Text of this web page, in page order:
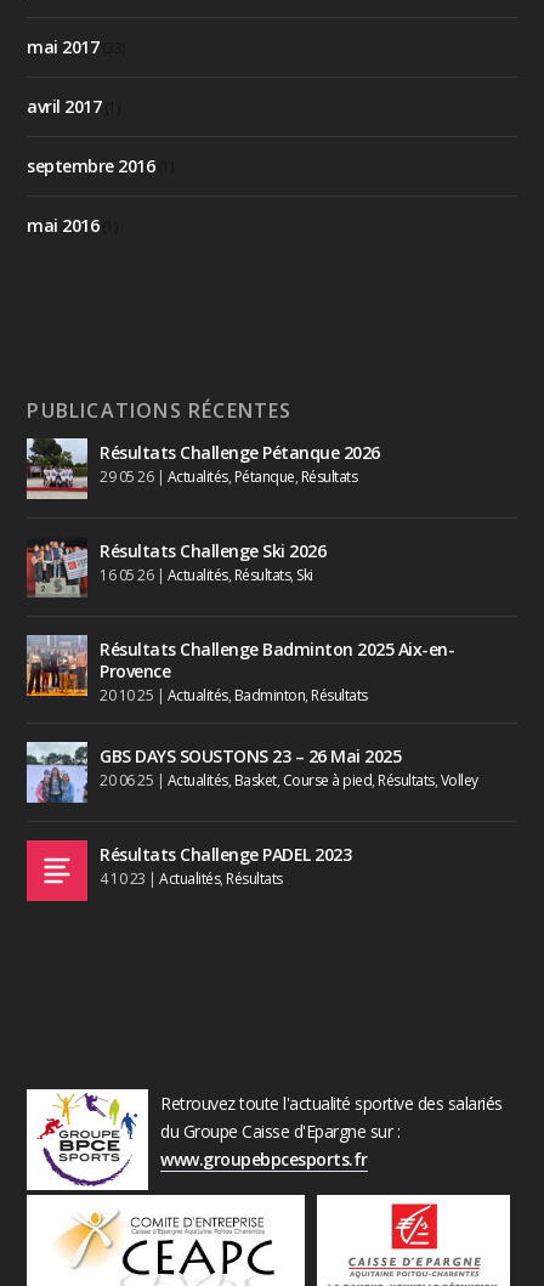
mai 2017(33)
avril 2017(1)
septembre 2016(1)
mai 2016(1)
PUBLICATIONS RÉCENTES
Résultats Challenge Pétanque 2026
29 05 26| Actualités, Pétanque, Résultats
Résultats Challenge Ski 2026
16 05 26| Actualités, Résultats, Ski
Résultats Challenge Badminton 2025 Aix-en-
Provence
20 10 25 | Actualités, Badminton, Résultats
GBS DAYS SOUSTONS 23 – 26 Mai 2025
20 06 25 | Actualités, Basket, Course à pied, Résultats,Volley
Résultats Challenge PADEL 2023
4 10 23 |Actualités, Résultats
Retrouvez toute l'actualité sportive des salariés
du Groupe Caisse d'Epargne sur :
www.groupebpcesports.fr